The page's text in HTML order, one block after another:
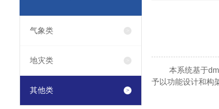
气象类
地灾类
其他类
本系统基于
予以功能设计和构